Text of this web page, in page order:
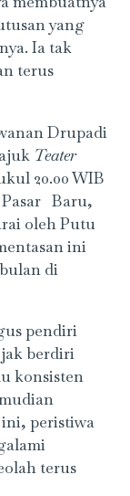
yang
Ia tak
terus
Drupadi
Teater
20.00 WIB
Pasar Baru,
oleh Putu
ini
di
pendiri
berdiri
konsisten
ini, peristiwa
terus